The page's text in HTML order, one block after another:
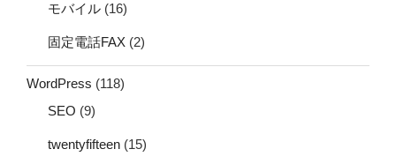
モバイル (16)
固定電話FAX (2)
WordPress (118)
SEO (9)
twentyfifteen (15)